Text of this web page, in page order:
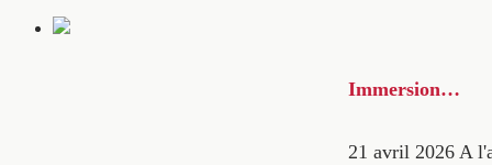
Immersion…
21 avril 2026 A